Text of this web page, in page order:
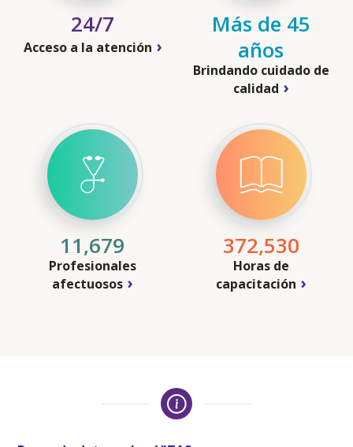
24/7
Acceso a la atención
Más de 45
años
Brindando cuidado de
calidad
11,679
Profesionales
afectuosos
372,530
Horas de
capacitación